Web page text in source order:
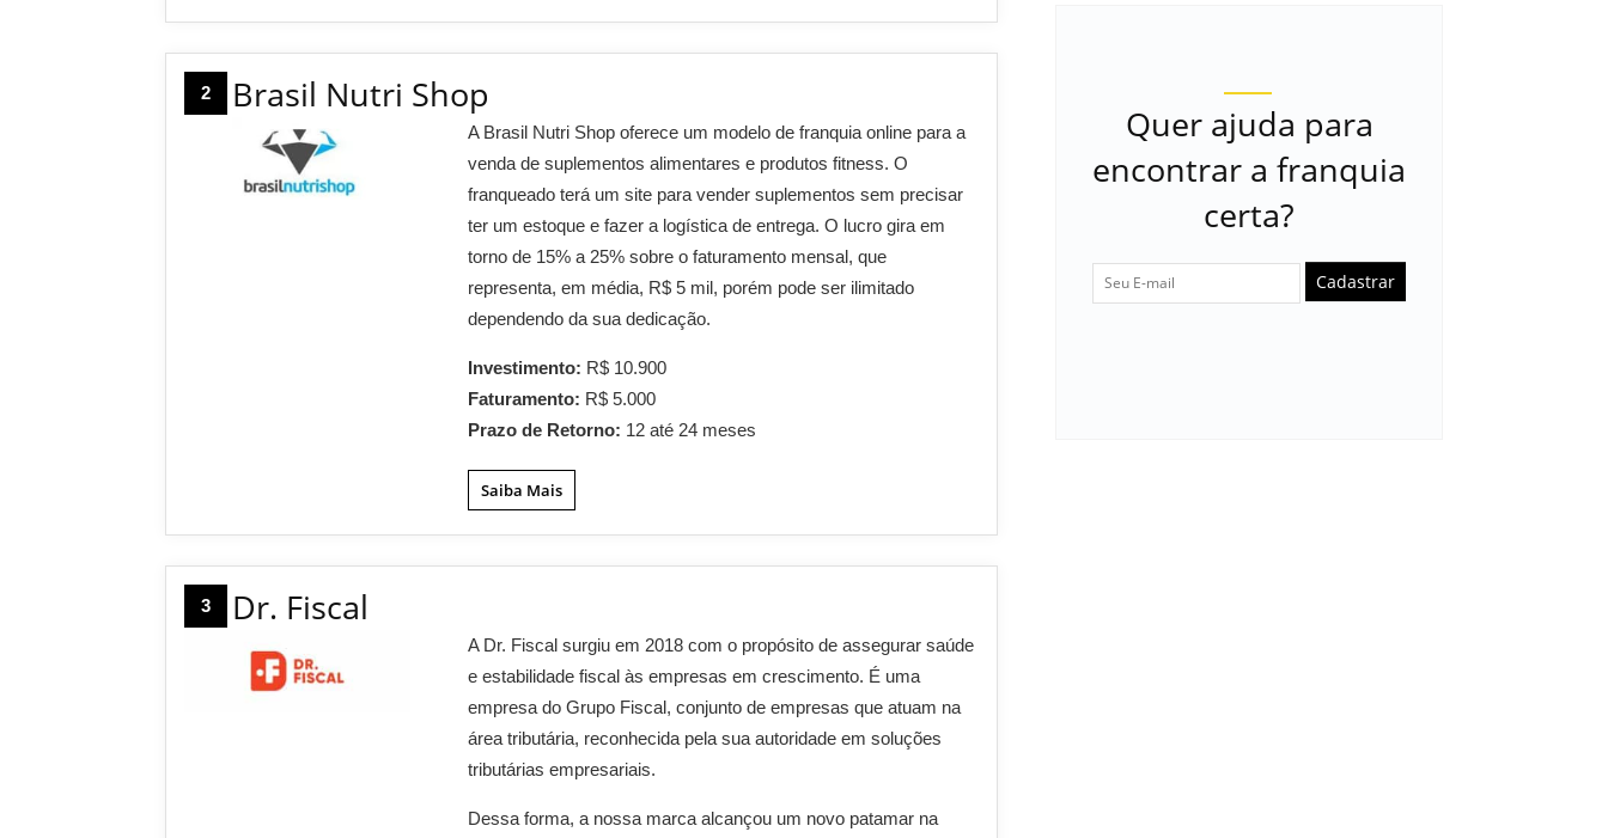
2 Brasil Nutri Shop
A Brasil Nutri Shop oferece um modelo de franquia online para a
venda de suplementos alimentares e produtos fitness. O
franqueado terá um site para vender suplementos sem precisar
ter um estoque e fazer a logística de entrega. O lucro gira em
torno de 15% a 25% sobre o faturamento mensal, que
representa, em média, R$ 5 mil, porém pode ser ilimitado
dependendo da sua dedicação.
Investimento: R$ 10.900
Faturamento: R$ 5.000
Prazo de Retorno: 12 até 24 meses
Saiba Mais
3 Dr. Fiscal
A Dr. Fiscal surgiu em 2018 com o propósito de assegurar saúde
e estabilidade fiscal às empresas em crescimento. É uma
empresa do Grupo Fiscal, conjunto de empresas que atuam na
área tributária, reconhecida pela sua autoridade em soluções
tributárias empresariais.
Dessa forma, a nossa marca alcançou um novo patamar na
Quer ajuda para
encontrar a franquia
certa?
Cadastrar